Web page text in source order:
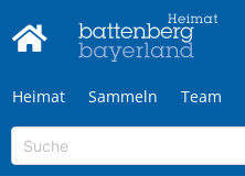
Heimat Sammeln Team